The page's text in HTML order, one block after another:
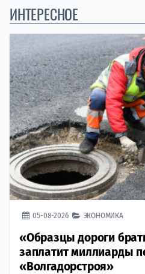
ИНТЕРЕСНОЕ
05-08-2026 ЭКОНОМИКА
«Образцы дороги
заплатит миллиарды
«Волгадорстроя»